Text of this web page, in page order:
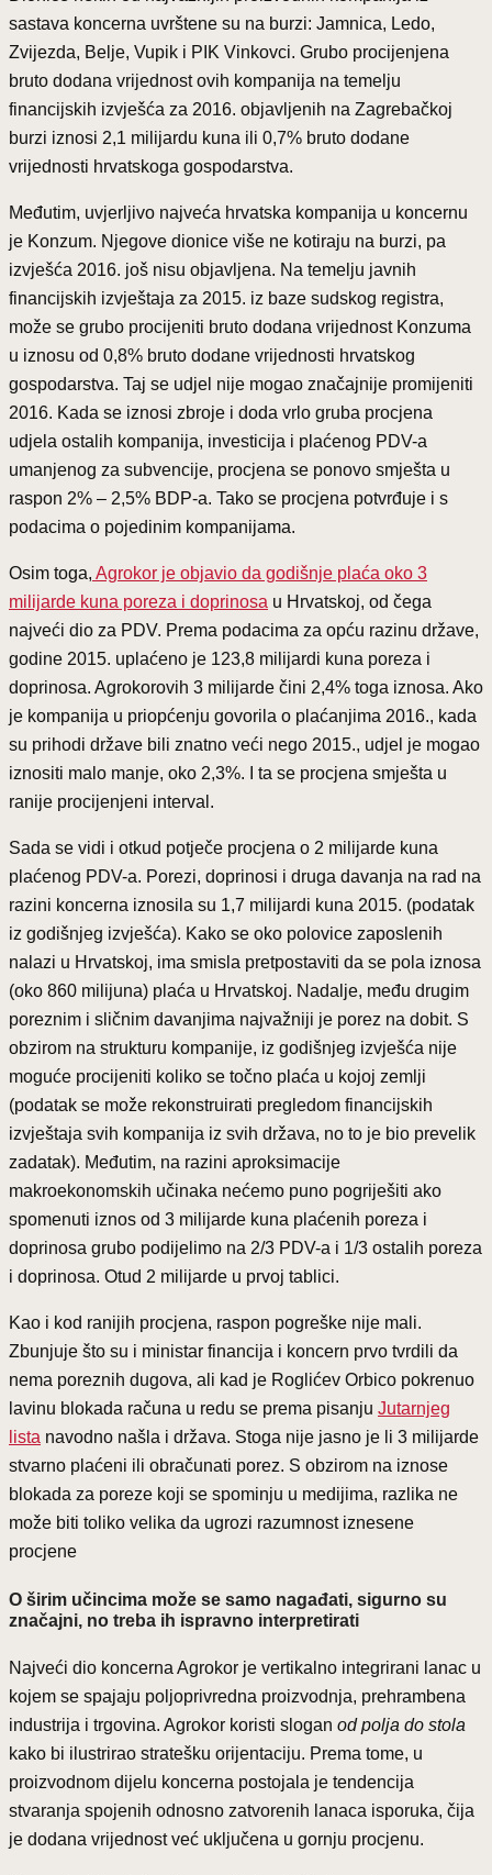
sastava koncerna uvrštene su na burzi: Jamnica, Ledo,
Zvijezda, Belje, Vupik i PIK Vinkovci. Grubo procijenjena
bruto dodana vrijednost ovih kompanija na temelju
financijskih izvješća za 2016. objavljenih na Zagrebačkoj
burzi iznosi 2,1 milijardu kuna ili 0,7% bruto dodane
vrijednosti hrvatskoga gospodarstva.
Međutim, uvjerljivo najveća hrvatska kompanija u koncernu
je Konzum. Njegove dionice više ne kotiraju na burzi, pa
izvješća 2016. još nisu objavljena. Na temelju javnih
financijskih izvještaja za 2015. iz baze sudskog registra,
može se grubo procijeniti bruto dodana vrijednost Konzuma
u iznosu od 0,8% bruto dodane vrijednosti hrvatskog
gospodarstva. Taj se udjel nije mogao značajnije promijeniti
2016. Kada se iznosi zbroje i doda vrlo gruba procjena
udjela ostalih kompanija, investicija i plaćenog PDV-a
umanjenog za subvencije, procjena se ponovo smješta u
raspon 2% – 2,5% BDP-a. Tako se procjena potvrđuje i s
podacima o pojedinim kompanijama.
Osim toga, Agrokor je objavio da godišnje plaća oko 3
milijarde kuna poreza i doprinosa u Hrvatskoj, od čega
najveći dio za PDV. Prema podacima za opću razinu države,
godine 2015. uplaćeno je 123,8 milijardi kuna poreza i
doprinosa. Agrokorovih 3 milijarde čini 2,4% toga iznosa. Ako
je kompanija u priopćenju govorila o plaćanjima 2016., kada
su prihodi države bili znatno veći nego 2015., udjel je mogao
iznositi malo manje, oko 2,3%. I ta se procjena smješta u
ranije procijenjeni interval.
Sada se vidi i otkud potječe procjena o 2 milijarde kuna
plaćenog PDV-a. Porezi, doprinosi i druga davanja na rad na
razini koncerna iznosila su 1,7 milijardi kuna 2015. (podatak
iz godišnjeg izvješća). Kako se oko polovice zaposlenih
nalazi u Hrvatskoj, ima smisla pretpostaviti da se pola iznosa
(oko 860 milijuna) plaća u Hrvatskoj. Nadalje, među drugim
poreznim i sličnim davanjima najvažniji je porez na dobit. S
obzirom na strukturu kompanije, iz godišnjeg izvješća nije
moguće procijeniti koliko se točno plaća u kojoj zemlji
(podatak se može rekonstruirati pregledom financijskih
izvještaja svih kompanija iz svih država, no to je bio prevelik
zadatak). Međutim, na razini aproksimacije
makroekonomskih učinaka nećemo puno pogriješiti ako
spomenuti iznos od 3 milijarde kuna plaćenih poreza i
doprinosa grubo podijelimo na 2/3 PDV-a i 1/3 ostalih poreza
i doprinosa. Otud 2 milijarde u prvoj tablici.
Kao i kod ranijih procjena, raspon pogreške nije mali.
Zbunjuje što su i ministar financija i koncern prvo tvrdili da
nema poreznih dugova, ali kad je Roglićev Orbico pokrenuo
lavinu blokada računa u redu se prema pisanju Jutarnjeg
lista navodno našla i država. Stoga nije jasno je li 3 milijarde
stvarno plaćeni ili obračunati porez. S obzirom na iznose
blokada za poreze koji se spominju u medijima, razlika ne
može biti toliko velika da ugrozi razumnost iznesene
procjene
O širim učincima može se samo nagađati, sigurno su
značajni, no treba ih ispravno interpretirati
Najveći dio koncerna Agrokor je vertikalno integrirani lanac u
kojem se spajaju poljoprivredna proizvodnja, prehrambena
industrija i trgovina. Agrokor koristi slogan od polja do stola
kako bi ilustrirao stratešku orijentaciju. Prema tome, u
proizvodnom dijelu koncerna postojala je tendencija
stvaranja spojenih odnosno zatvorenih lanaca isporuka, čija
je dodana vrijednost već uključena u gornju procjenu.